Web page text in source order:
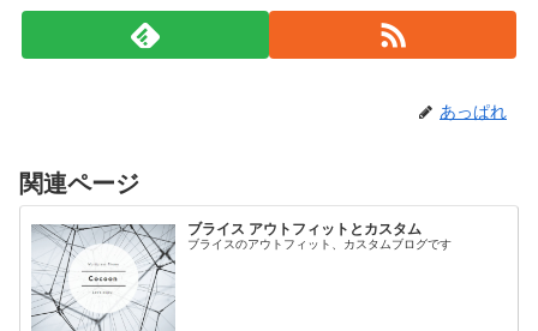
あっぱれ
関連ページ
ブライス アウトフィットとカスタム
ブライスのアウトフィット、カスタムブログです